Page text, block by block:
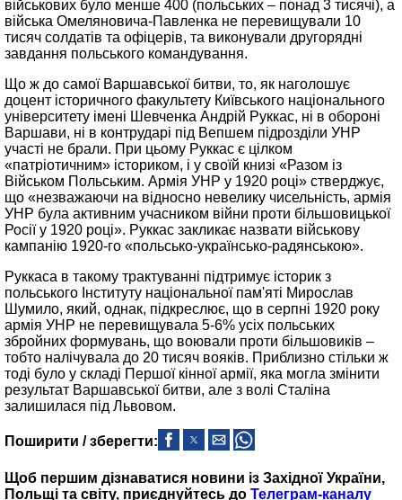
військових було менше 400 (польських – понад 3 тисячі), а
війська Омеляновича-Павленка не перевищували 10
тисяч солдатів та офіцерів, та виконували другорядні
завдання польського командування.
Що ж до самої Варшавської битви, то, як наголошує
доцент історичного факультету Київського національного
університету імені Шевченка Андрій Руккас, ні в обороні
Варшави, ні в контрударі під Вепшем підрозділи УНР
участі не брали. При цьому Руккас є цілком
«патріотичним» істориком, і у своїй книзі «Разом із
Військом Польським. Армія УНР у 1920 році» стверджує,
що «незважаючи на відносно невелику чисельність, армія
УНР була активним учасником війни проти більшовицької
Росії у 1920 році». Руккас закликає назвати військову
кампанію 1920-го «польсько-українсько-радянською».
Руккаса в такому трактуванні підтримує історик з
польського Інституту національної пам'яті Мирослав
Шумило, який, однак, підкреслює, що в серпні 1920 року
армія УНР не перевищувала 5-6% усіх польських
збройних формувань, що воювали проти більшовиків –
тобто налічувала до 20 тисяч вояків. Приблизно стільки ж
тоді було у складі Першої кінної армії, яка могла змінити
результат Варшавської битви, але з волі Сталіна
залишилася під Львовом.
Поширити / зберегти:
Щоб першим дізнаватися новини із Західної України,
Польщі та світу, приєднуйтесь до Телеграм-каналу